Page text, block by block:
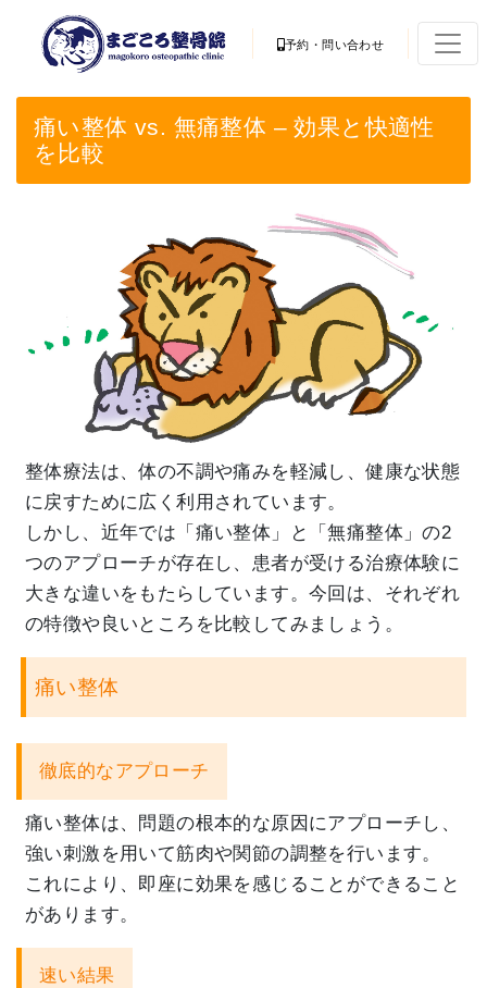
予約・問い合わせ
痛い整体 vs. 無痛整体 – 効果と快適性
を比較
整体療法は、体の不調や痛みを軽減し、健康な状態
に戻すために広く利用されています。
しかし、 近年では「痛い整体」と「無痛整体」の2
つのアプローチが存在し、 患者が受ける治療体験に
大きな違いをもたらしています。今回は、 それぞれ
の特徴や良いところを比較してみましょう。
痛い整体
徹底的なアプローチ
痛い整体は、問題の根本的な原因にアプローチし、
強い刺激を用いて筋肉や関節の調整を行います。
これにより、 即座に効果を感じることができること
があります。
速い結果